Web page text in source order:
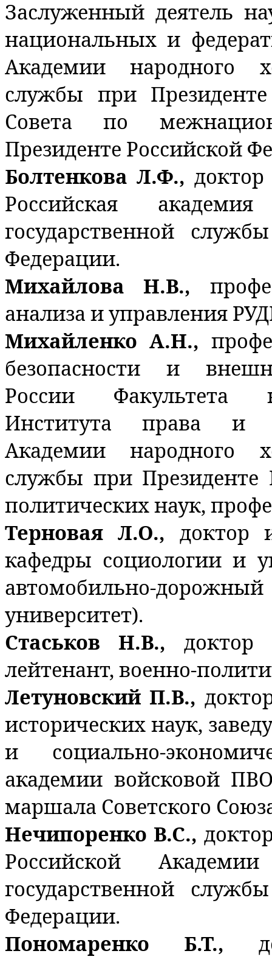
Заслуженный деятель
национальных и
Академии народного
службы при
Совета по
Президенте Российской
Болтенкова Л.Ф.,
Российская
государственной
Федерации.
Михайлова Н.В.,
анализа и управления
Михайленко А.Н.,
безопасности и
России Факультета
Института права и
Академии народного
службы при Президенте
политических наук,
Терновая Л.О., доктор
кафедры социологии и
автомобильно-дорожный
университет).
Стаськов Н.В., доктор
лейтенант, военно-
Летуновский П.В.,
исторических наук,
и социально-
академии войсковой
маршала Советского
Нечипоренко В.С.,
Российской
государственной
Федерации.
Пономаренко Б.Т.,